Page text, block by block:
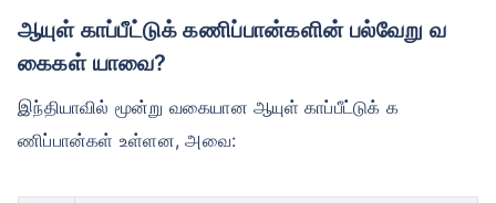
ஆயுள் காப்பீட்டுக் கணிப்பான்களின் பல்வேறு வ
கைகள் யாவை?
இந்தியாவில் மூன்று வகையான ஆயுள் காப்பீட்டுக் க
ணிப்பான்கள் உள்ளன, அவை:
₹ 434/மாதம்* ₹ 630/மாதம்*